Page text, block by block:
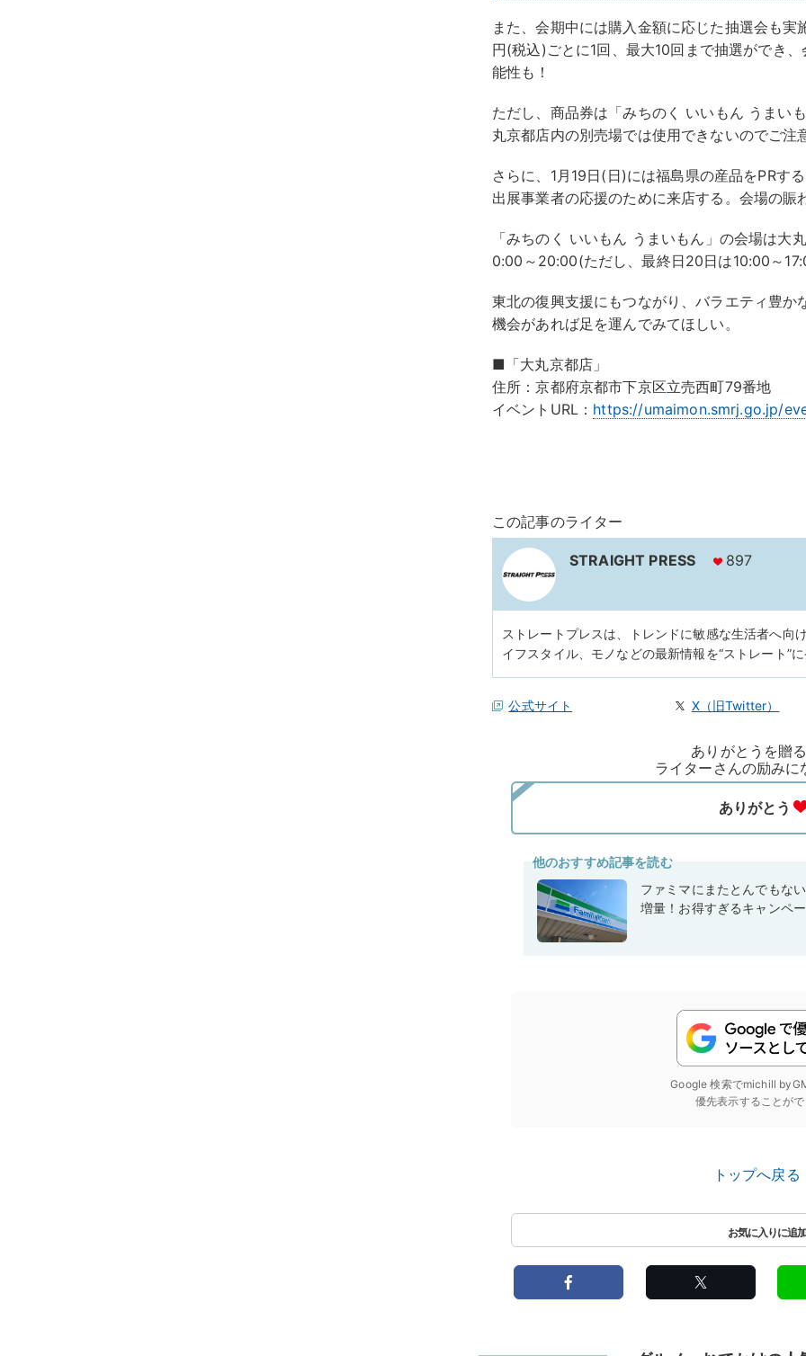
また、会期中には購入金額に応じた抽選会も
円(税込)ごとに1回、最大10回まで抽選ができ
能性も！
ただし、商品券は「みちのく いいもん うまい
丸京都店内の別売場では使用できないのでご注
さらに、1月19日(日)には福島県の産品をPRす
出展事業者の応援のために来店する。会場の賑
「みちのく いいもん うまいもん」の会場は
0:00～20:00(ただし、最終日20日は10:00～
東北の復興支援にもつながり、バラエティ豊か
機会があれば足を運んでみてほしい。
■「大丸京都店」
住所：京都府京都市下京区立売西町79番地
イベントURL： https://umaimon.smrj.go.jp/
この記事のライター
STRAIGHT PRESS 897
ストレートプレスは、トレンドに敏感な生活者へ向
イフスタイル、モノなどの最新情報を“ストレート”
公式サイト X（旧Twitter）
ありがとうを贈
ライターさんの励みに
他のおすすめ記事を読む
ファミマにまたとんでもな
増量！お得すぎるキャンペ
Google 検索でmichill
優先表示することが
トップへ戻る